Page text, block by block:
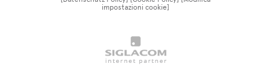
impostazioni cookie]